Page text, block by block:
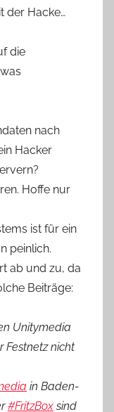
der Hacke…
die
nach
Hacker
Hoffe nur
ist für ein
peinlich.
ab und zu, da
Beiträge:
Unitymedia
Festnetz nicht
in Baden-
#FritzBox sind